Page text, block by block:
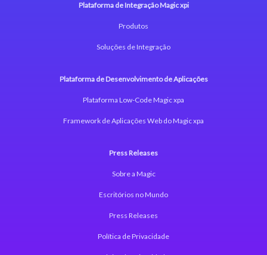
Plataforma de Integração Magic xpi
Produtos
Soluções de Integração
Plataforma de Desenvolvimento de Aplicações
Plataforma Low-Code Magic xpa
Framework de Aplicações Web do Magic xpa
Press Releases
Sobre a Magic
Escritórios no Mundo
Press Releases
Política de Privacidade